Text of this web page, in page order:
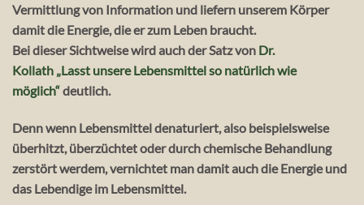
Vermittlung von Information und liefern unserem Körper
damit die Energie, die er zum Leben braucht.
Bei dieser Sichtweise wird auch der Satz von Dr.
Kollath „Lasst unsere Lebensmittel so natürlich wie
möglich“deutlich.
Denn wenn Lebensmittel denaturiert, also beispielsweise
überhitzt, überzüchtet oder durch chemische Behandlung
zerstört werdem, vernichtet man damit auch die Energie und
das Lebendige im Lebensmittel.